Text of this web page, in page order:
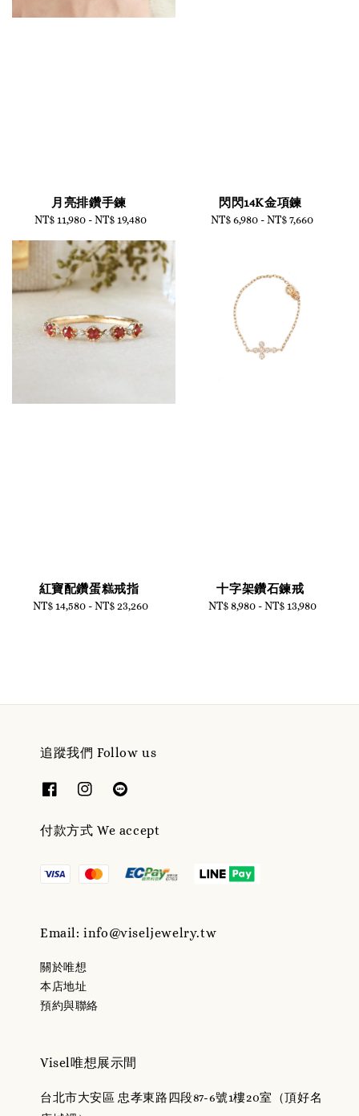
月亮排鑽手鍊
Regular
NT$ 11,980 -NT$ 19,480
閃閃14K金項鍊
Regular
NT$ 6,980 -NT$ 7,660
紅寶配鑽蛋糕戒指
Regular
NT$ 14,580 -NT$ 23,260
十字架鑽石鍊戒
Regular
NT$ 8,980-NT$ 13,980
追蹤我們 Follow us
付款方式 We accept
Email: info@viseljewelry.tw
關於唯想
本店地址
預約與聯絡
Visel唯想展示間
台北市大安區 忠孝東路四段87-6號1樓20室（頂好名